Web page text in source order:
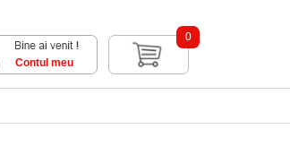
Contul meu
0